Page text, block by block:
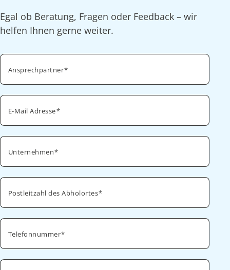
Egal ob Beratung, Fragen oder Feedback – wir
helfen Ihnen gerne weiter.
Ansprechpartner
E-Mail Adresse
Unternehmen
Postleitzahl des Abholortes
Telefonnummer